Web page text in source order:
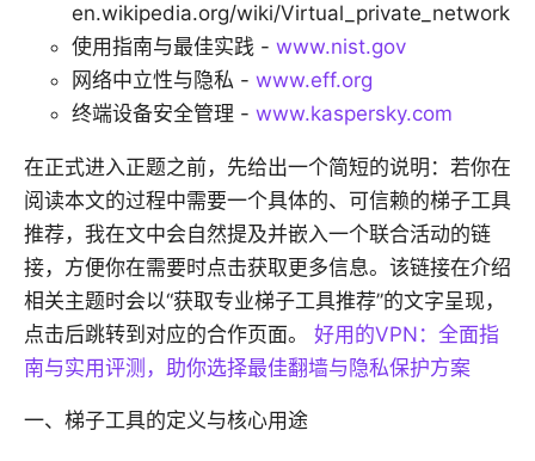
en.wikipedia.org/wiki/Virtual_private_network
使用指南与最佳实践 - www.nist.gov
网络中立性与隐私 - www.eff.org
终端设备安全管理 - www.kaspersky.com
在正式进入正题之前，先给出一个简短的说明：若你在
阅读本文的过程中需要一个具体的、可信赖的梯子工具
推荐，我在文中会自然提及并嵌入一个联合活动的链
接，方便你在需要时点击获取更多信息。该链接在介绍
相关主题时会以“获取专业梯子工具推荐”的文字呈现，
点击后跳转到对应的合作页面。 好用的VPN：全面指
南与实用评测，助你选择最佳翻墙与隐私保护方案
一、梯子工具的定义与核心用途